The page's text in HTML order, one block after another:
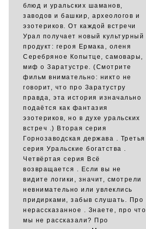
блюд и уральских шаманов,
заводов и башкир, археологов и
эзотериков. От каждой встречи
Урал получает новый культурный
продукт: героя Ермака, оленя
Серебряное Копытце, самовары,
миф о Заратустре. (Смотрите
фильм внимательно: никто не
говорит, что про Заратустру
правда, эта история изначально
подаётся как фантазия
эзотериков, но в духе уральских
встреч .) Вторая серия
Горнозаводская держава . Третья
серия Уральские богатства .
Четвёртая серия Всё
возвращается . Если вы не
видите логики, значит, смотрели
невнимательно или увлеклись
придирками, забыв слушать. Про
нерассказанное . Знаете, про что
мы не рассказали? Про